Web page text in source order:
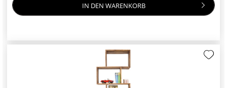
IN DEN WARENKORB